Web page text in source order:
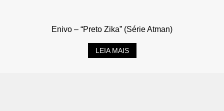
Enivo – “Preto Zika” (Série Atman)
LEIA MAIS